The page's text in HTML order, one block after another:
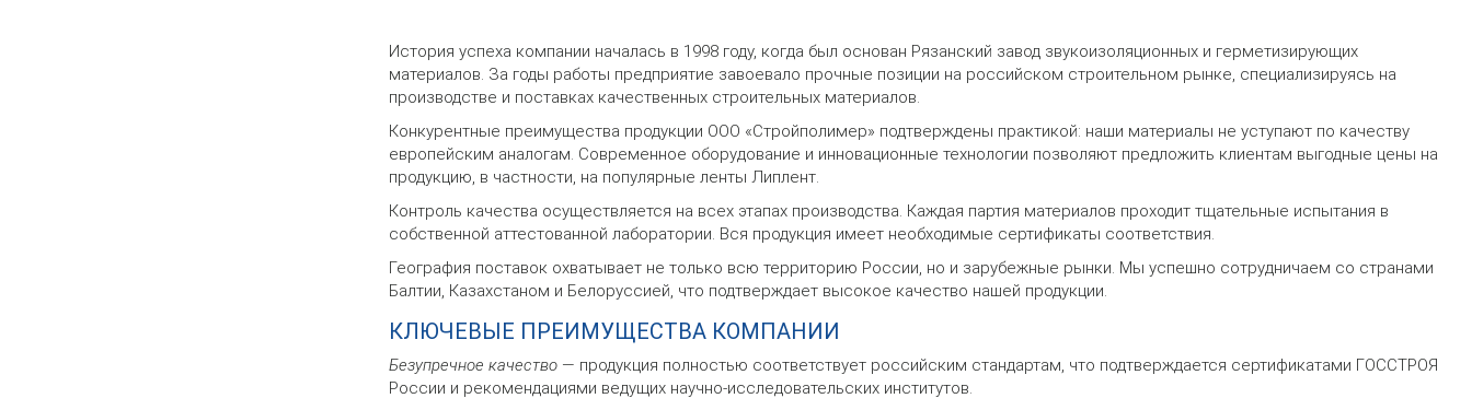
История успеха компании началась в 1998 году, когда был основан Рязанский завод звукоизоляционных и герметизирующих
материалов. За годы работы предприятие завоевало прочные позиции на российском строительном рынке, специализируясь на
производстве и поставках качественных строительных материалов.
Конкурентные преимущества продукции ООО «Стройполимер» подтверждены практикой: наши материалы не уступают по качеству
европейским аналогам. Современное оборудование и инновационные технологии позволяют предложить клиентам выгодные цены на
продукцию, в частности, на популярные ленты Липлент.
Контроль качества осуществляется на всех этапах производства. Каждая партия материалов проходит тщательные испытания в
собственной аттестованной лаборатории. Вся продукция имеет необходимые сертификаты соответствия.
География поставок охватывает не только всю территорию России, но и зарубежные рынки. Мы успешно сотрудничаем со странами
Балтии, Казахстаном и Белоруссией, что подтверждает высокое качество нашей продукции.
КЛЮЧЕВЫЕ ПРЕИМУЩЕСТВА КОМПАНИИ
Безупречное качество— продукция полностью соответствует российским стандартам, что подтверждается сертификатами ГОССТРОЯ
России и рекомендациями ведущих научно-исследовательских институтов.